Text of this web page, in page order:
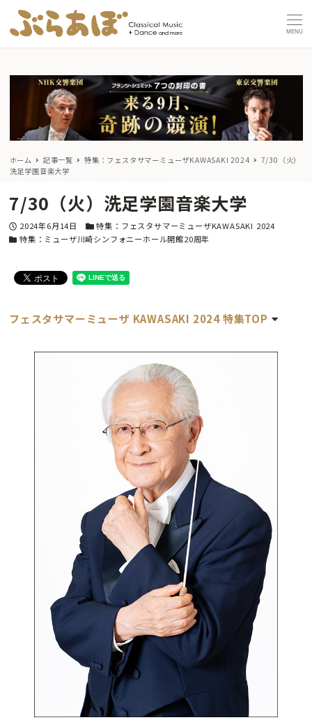
MENU
ホーム 記事一覧 特集：フェスタサマーミューザKAWASAKI 2024
7/30（火）
洗足学園音楽大学
7/30（火）洗足学園音楽大学
投稿日
2024年6月14日 カテゴリー
特集：フェスタサマーミューザKAWASAKI 2024
カテゴリー
特集：ミューザ川崎シンフォニーホール開館20周年
フェスタサマーミューザ KAWASAKI 2024 特集TOP